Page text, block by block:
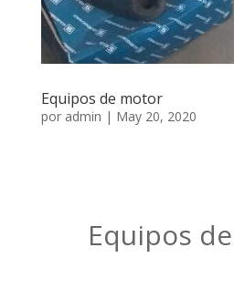
Equipos de motor
por admin | May 20, 2020
Equipos